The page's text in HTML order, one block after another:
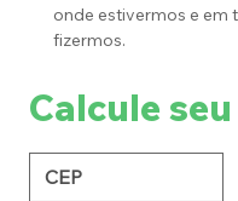
onde estivermos e em
fizermos.
Calcule